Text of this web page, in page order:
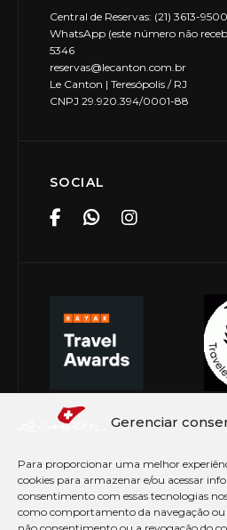
Gerenciar
Para proporcionar uma melhor
cookies para armazenar e/ou acessar
consentimento com essas tecnologias
como comportamento da navegação ou
Central de Reservas: (21) 3613-9500
WhatsApp (este número não
5346
reservas@lecanton.com.br
Le Canton | Teresópolis / RJ
CNPJ 29.920.394/0001-88
SOCIAL